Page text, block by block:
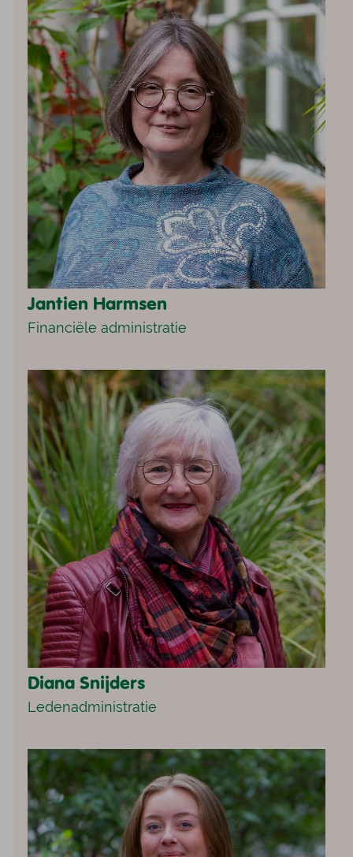
Jantien Harmsen
Financiële administratie
Diana Snijders
Ledenadministratie